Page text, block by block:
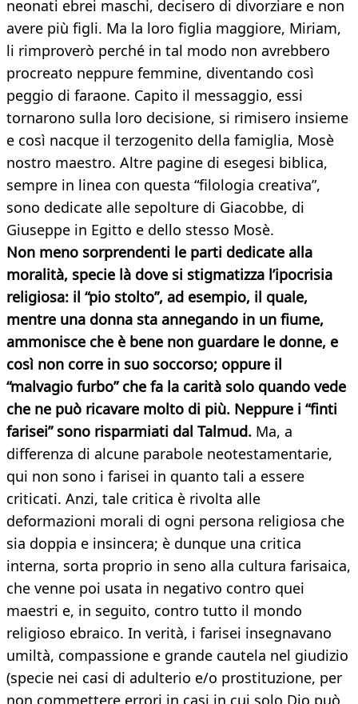
neonati ebrei maschi, decisero di divorziare e non
avere più figli. Ma la loro figlia maggiore, Miriam,
li rimproverò perché in tal modo non avrebbero
procreato neppure femmine, diventando così
peggio di faraone. Capito il messaggio, essi
tornarono sulla loro decisione, si rimisero insieme
e così nacque il terzogenito della famiglia, Mosè
nostro maestro. Altre pagine di esegesi biblica,
sempre in linea con questa “filologia creativa”,
sono dedicate alle sepolture di Giacobbe, di
Giuseppe in Egitto e dello stesso Mosè.
Non meno sorprendenti le parti dedicate alla
moralità, specie là dove si stigmatizza l’ipocrisia
religiosa: il “pio stolto”, ad esempio, il quale,
mentre una donna sta annegando in un fiume,
ammonisce che è bene non guardare le donne, e
così non corre in suo soccorso; oppure il
“malvagio furbo” che fa la carità solo quando vede
che ne può ricavare molto di più. Neppure i “finti
farisei” sono risparmiati dal Talmud. Ma, a
differenza di alcune parabole neotestamentarie,
qui non sono i farisei in quanto tali a essere
criticati. Anzi, tale critica è rivolta alle
deformazioni morali di ogni persona religiosa che
sia doppia e insincera; è dunque una critica
interna, sorta proprio in seno alla cultura farisaica,
che venne poi usata in negativo contro quei
maestri e, in seguito, contro tutto il mondo
religioso ebraico. In verità, i farisei insegnavano
umiltà, compassione e grande cautela nel giudizio
(specie nei casi di adulterio e/o prostituzione, per
non commettere errori in casi in cui solo Dio può